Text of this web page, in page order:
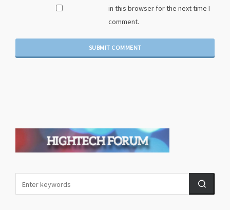
in this browser for the next time I
comment.